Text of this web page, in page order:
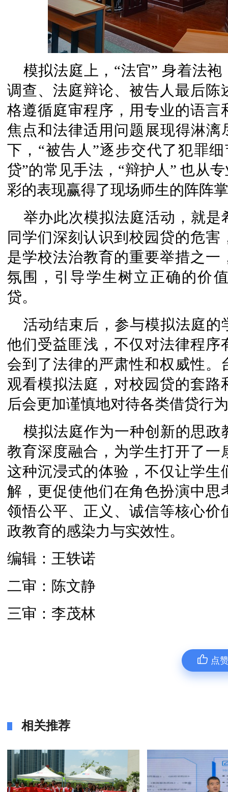
模拟法庭上，“法官” 身着法
调查、法庭辩论、被告人最后
格遵循庭审程序，用专业的语
焦点和法律适用问题展现得淋漓
下，“被告人”逐步交代了犯罪
贷”的常见手法，“辩护人” 也从
彩的表现赢得了现场师生的阵阵
举办此次模拟法庭活动，就
同学们深刻认识到校园贷的危
是学校法治教育的重要举措之
氛围，引导学生树立正确的价
贷。
活动结束后，参与模拟法庭
他们受益匪浅，不仅对法律程
会到了法律的严肃性和权威性
观看模拟法庭，对校园贷的套
后会更加谨慎地对待各类借贷行
模拟法庭作为一种创新的思
教育深度融合，为学生打开了
这种沉浸式的体验，不仅让学
解，更促使他们在角色扮演中
领悟公平、正义、诚信等核心
政教育的感染力与实效性。
编辑：王轶诺
二审：陈文静
三审：李茂林
点
相关推荐